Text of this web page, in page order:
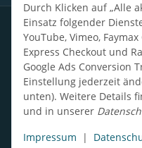
Durch Klicken auf „Alle
Einsatz folgender
YouTube, Vimeo,
Express Checkout und
Google Ads Conversion
Einstellung jederzeit
unten). Weitere Details
und in unserer
Impressum
|
Datenschutz
Design, Entwicklung &